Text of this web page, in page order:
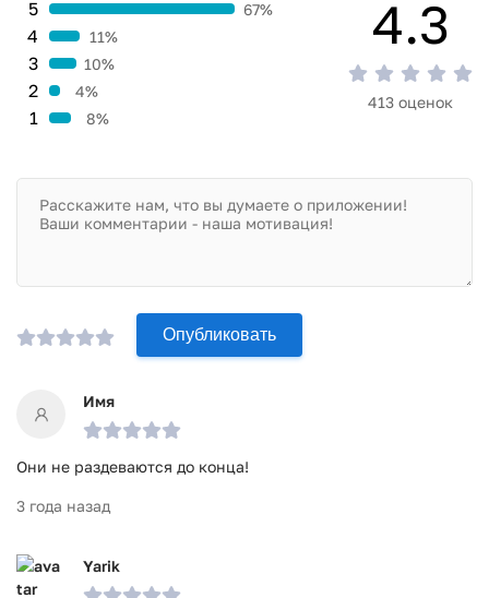
1 8%
2 4%
3 10%
4 11%
5 67% 4.3
413 оценок
Опубликовать
Имя
Они не раздеваются до конца!
3 года назад
Yarik